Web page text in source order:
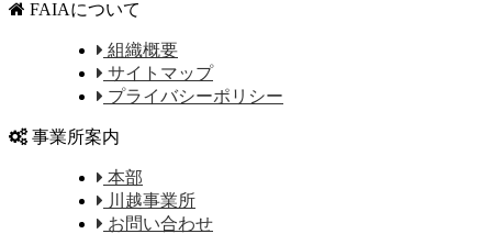
FAIAについて
組織概要
サイトマップ
プライバシーポリシー
事業所案内
本部
川越事業所
お問い合わせ